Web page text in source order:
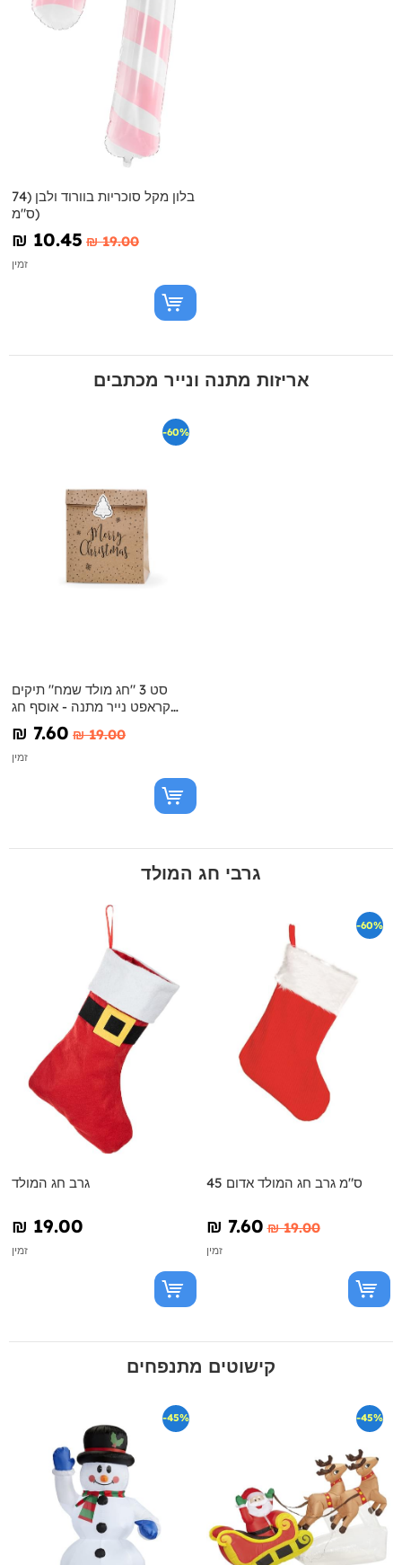
בלון מקל סוכריות בוורוד ולבן (74
ס"מ)
₪‎ 10.45 ₪‎ 19.00
זמין
אריזות מתנה ונייר מכתבים
-60%
סט 3 "חג מולד שמח" תיקים
קראפט נייר מתנה - אוסף חג
המולד שמח
₪‎ 7.60 ₪‎ 19.00
זמין
גרבי חג המולד
גרב חג המולד
₪‎ 19.00
זמין
-60%
45 ס"מ גרב חג המולד אדום
₪‎ 7.60 ₪‎ 19.00
זמין
קישוטים מתנפחים
-45% -45%